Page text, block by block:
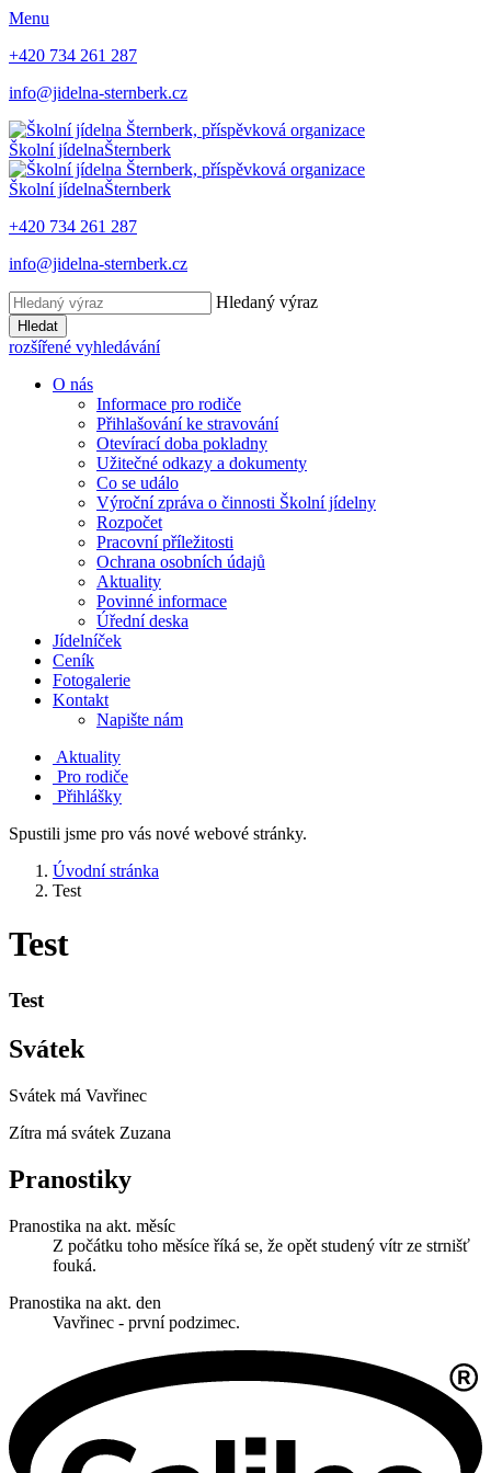
Menu
+420 734 261 287
info@jidelna-sternberk.cz
Školní jídelnaŠternberk
Školní jídelnaŠternberk
+420 734 261 287
info@jidelna-sternberk.cz
Hledaný výraz
Hledat
rozšířené vyhledávání
O nás
Informace pro rodiče
Přihlašování ke stravování
Otevírací doba pokladny
Užitečné odkazy a dokumenty
Co se událo
Výroční zpráva o činnosti Školní jídelny
Rozpočet
Pracovní příležitosti
Ochrana osobních údajů
Aktuality
Povinné informace
Úřední deska
Jídelníček
Ceník
Fotogalerie
Kontakt
Napište nám
Aktuality
Pro rodiče
Přihlášky
Spustili jsme pro vás nové webové stránky.
Úvodní stránka
Test
Test
Test
Svátek
Svátek má Vavřinec
Zítra má svátek Zuzana
Pranostiky
Pranostika na akt. měsíc
Z počátku toho měsíce říká se, že opět studený vítr ze strnišť
fouká.
Pranostika na akt. den
Vavřinec - první podzimec.